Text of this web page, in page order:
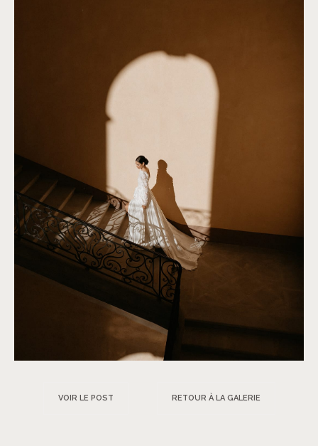
VOIR LE POST RETOUR À LA GALERIE